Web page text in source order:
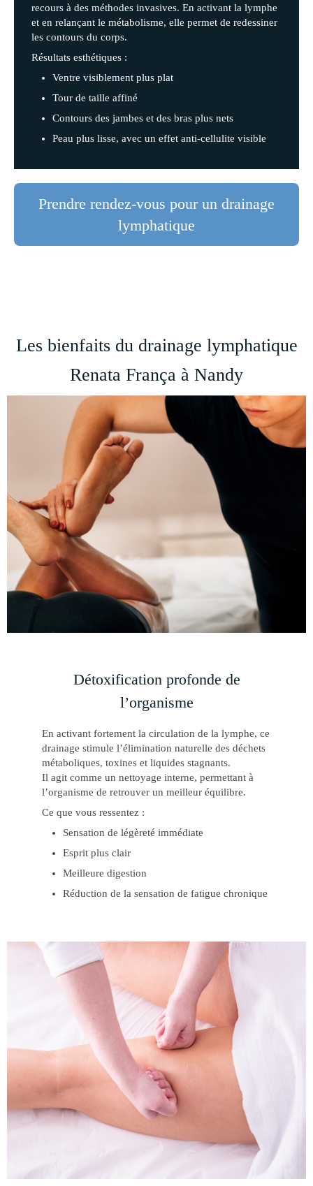
recours à des méthodes invasives. En activant la lymphe
et en relançant le métabolisme, elle permet de redessiner
les contours du corps.
Résultats esthétiques :
Ventre visiblement plus plat
Tour de taille affiné
Contours des jambes et des bras plus nets
Peau plus lisse, avec un effet anti-cellulite visible
Prendre rendez-vous pour un drainage
lymphatique
Les bienfaits du drainage lymphatique
Renata França à Nandy
Détoxification profonde de
l’organisme
En activant fortement la circulation de la lymphe, ce
drainage stimule l’élimination naturelle des déchets
métaboliques, toxines et liquides stagnants.
Il agit comme un nettoyage interne, permettant à
l’organisme de retrouver un meilleur équilibre.
Ce que vous ressentez :
Sensation de légèreté immédiate
Esprit plus clair
Meilleure digestion
Réduction de la sensation de fatigue chronique